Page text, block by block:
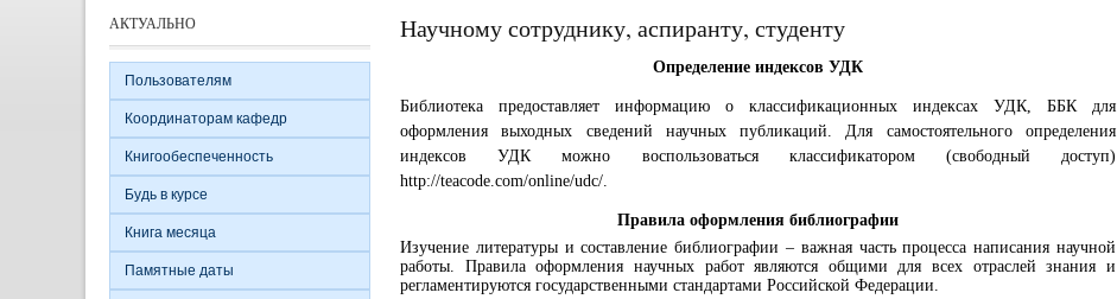
Научному сотруднику, аспиранту, студенту
Определение индексов УДК
Библиотека предоставляет информацию о классификационных индексах УДК, ББК для
оформления выходных сведений научных публикаций. Для самостоятельного определения
индексов УДК можно воспользоваться классификатором (свободный доступ)
http://teacode.com/online/udc/
Правила оформления библиографии
Изучение литературы и составление библиографии – важная часть процесса написания научной
работы. Правила оформления научных работ являются общими для всех отраслей знания и
регламентируются государственными стандартами Российской Федерации.
АКТУАЛЬНО
Пользователям
Координаторам кафедр
Книгообеспеченность
Будь в курсе
Книга месяца
Памятные даты